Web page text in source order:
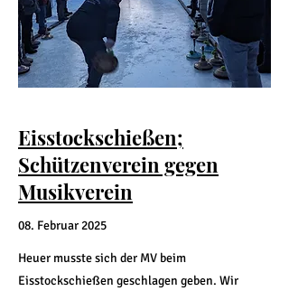
Eisstockschießen;
Schützenverein gegen
Musikverein
08. Februar 2025
Heuer musste sich der MV beim
Eisstockschießen geschlagen geben. Wir